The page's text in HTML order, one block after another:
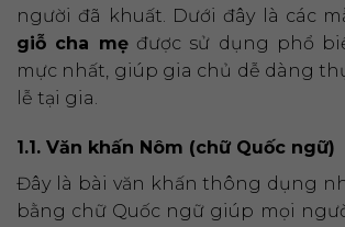
người đã khuất. Dưới đây là các
giỗ cha mẹđược sử dụng phổ
mực nhất, giúp gia chủ dễ dàng
lễ tại gia.
1.1. Văn khấn Nôm (chữ Quốc ngữ)
Đây là bài văn khấn thông dụng
bằng chữ Quốc ngữ giúp mọi